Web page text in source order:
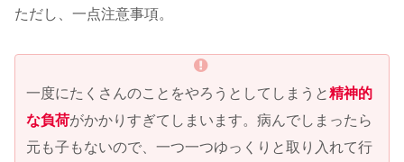
ただし、一点注意事項。
一度にたくさんのことをやろうとしてしまうと精神的
な負荷がかかりすぎてしまいます。病んでしまったら
元も子もないので、一つ一つゆっくりと取り入れて行